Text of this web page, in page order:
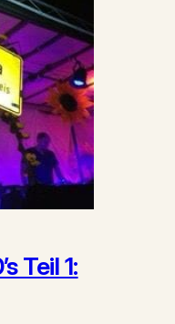
Teil 1: